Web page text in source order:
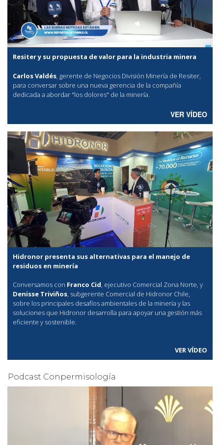
Resiter y su propuesta de valor para la industria minera
Carlos Valdés, gerente de Negocios División Minería de Resiter,
para conversar sobre una nueva gerencia de la compañía
dedicada a abordar "los dolores" de la minería.
VER VÍDEO
Hidronor presenta sus alternativas para el manejo de
residuos en minería
Conversamos con Franco Cid, ejecutivo Comercial Zona Norte, y
Denisse Triviños, subgerente Comercial de Hidronor Chile,
sobre los principales desafíos ambientales de la minería y las
soluciones que Hidronor desarrolla para apoyar una gestión más
eficiente y sostenible.
VER VÍDEO
Podcast Conpermisología